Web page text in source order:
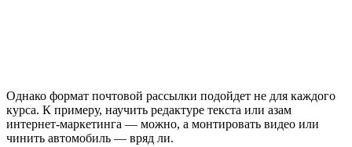
Однако формат почтовой рассылки подойдет не для каждого
курса. К примеру, научить редактуре текста или азам
интернет-маркетинга — можно, а монтировать видео или
чинить автомобиль — вряд ли.